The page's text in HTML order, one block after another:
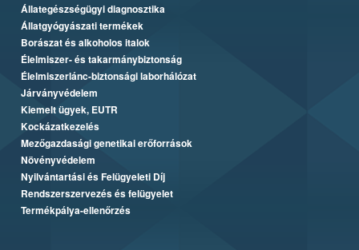
Állategészségügyi diagnosztika
Állatgyógyászati termékek
Borászat és alkoholos italok
Élelmiszer- és takarmánybiztonság
Élelmiszerlánc-biztonsági laborhálózat
Járványvédelem
Kiemelt ügyek, EUTR
Kockázatkezelés
Mezőgazdasági genetikai erőforrások
Növényvédelem
Nyilvántartási és Felügyeleti Díj
Rendszerszervezés és felügyelet
Termékpálya-ellenőrzés